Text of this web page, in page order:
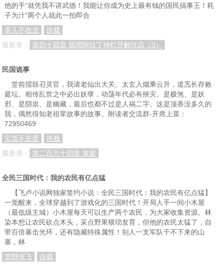
他的手“就凭我不讲武德！我能让你成为史上最有钱的国民搞事王！耗
子为汁”两个人就此一拍即合
美人不在皮
连载
最新章：
第四十四章 我用阿拉丁神灯开解忧店（3）
民国诡事
堂前擂鼓召灵官，我请老仙出大关。太玄入烟乘云升，道炁长存敕
庭坛。相传乱世之中必出妖孽，动荡年代必有殃灾。是极煞、是妖
邪、是阴祟、是幽藏，最后也都不过是人祸二字。这是顶香没多久的
我，偶然得知老祖辈故事的故事。附读者交流群-开席上菜：
72950469
宝蛋不是蛋
连载
最新章：
第二百六十四章 黄庭
全民三国时代：我的农民有亿点猛
【飞卢小说网独家签约小说：全民三国时代：我的农民有亿点猛】
一觉醒来，全球穿越到了游戏化的三国时代！开局人手一间小木屋
（最低级主城）小木屋每天可以生产两个农民，为大家收集资源。林
染本想让农民砍点木头，采点野果猥琐发育，但他的农民太猛了，自
带百倍暴击光环，还有隐藏特殊属性！别人一支军队干不下来的山
寨，林
荒野张飞
连载